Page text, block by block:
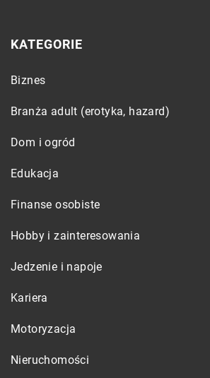
KATEGORIE
Biznes
Branża adult (erotyka, hazard)
Dom i ogród
Edukacja
Finanse osobiste
Hobby i zainteresowania
Jedzenie i napoje
Kariera
Motoryzacja
Nieruchomości